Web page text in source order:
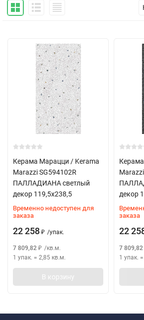
Керама Марацци / Kerama
Marazzi SG594102R
ПАЛЛАДИАНА светлый
декор 119,5x238,5
Временно недоступен для
заказа
22 258 ₽ /упак.
7 809,82 ₽ /кв.м.
1 упак. = 2,85 кв.м.
В корзину
декор
заказа
22
7 809,82
1 упак. =